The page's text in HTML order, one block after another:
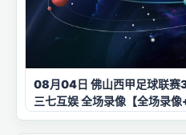
08月04日 佛山西甲足球联赛
三七互娱 全场录像【全场录像